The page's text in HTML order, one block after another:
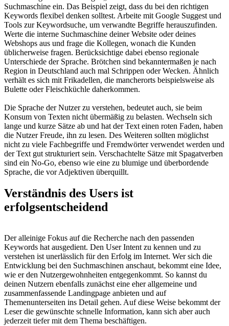
Suchmaschine ein. Das Beispiel zeigt, dass du bei den richtigen
Keywords flexibel denken solltest. Arbeite mit Google Suggest und
Tools zur Keywordsuche, um verwandte Begriffe herauszufinden.
Werte die interne Suchmaschine deiner Website oder deines
Webshops aus und frage die Kollegen, wonach die Kunden
üblicherweise fragen. Berücksichtige dabei ebenso regionale
Unterschiede der Sprache. Brötchen sind bekanntermaßen je nach
Region in Deutschland auch mal Schrippen oder Wecken. Ähnlich
verhält es sich mit Frikadellen, die mancherorts beispielsweise als
Bulette oder Fleischküchle daherkommen.
Die Sprache der Nutzer zu verstehen, bedeutet auch, sie beim
Konsum von Texten nicht übermäßig zu belasten. Wechseln sich
lange und kurze Sätze ab und hat der Text einen roten Faden, haben
die Nutzer Freude, ihn zu lesen. Des Weiteren sollten möglichst
nicht zu viele Fachbegriffe und Fremdwörter verwendet werden und
der Text gut strukturiert sein. Verschachtelte Sätze mit Spagatverben
sind ein No-Go, ebenso wie eine zu blumige und überbordende
Sprache, die vor Adjektiven überquillt.
Verständnis des Users ist
erfolgsentscheidend
Der alleinige Fokus auf die Recherche nach den passenden
Keywords hat ausgedient. Den User Intent zu kennen und zu
verstehen ist unerlässlich für den Erfolg im Internet. Wer sich die
Entwicklung bei den Suchmaschinen anschaut, bekommt eine Idee,
wie er den Nutzergewohnheiten entgegenkommt. So kannst du
deinen Nutzern ebenfalls zunächst eine eher allgemeine und
zusammenfassende Landingpage anbieten und auf
Themenunterseiten ins Detail gehen. Auf diese Weise bekommt der
Leser die gewünschte schnelle Information, kann sich aber auch
jederzeit tiefer mit dem Thema beschäftigen.